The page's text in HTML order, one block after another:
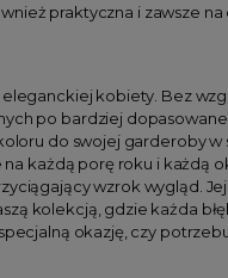
praktyczna i zawsze na
kobiety. Bez
po bardziej
do swojej garderoby
każdą porę roku i każdą
wzrok wygląd.
kolekcją, gdzie każda
okazję, czy